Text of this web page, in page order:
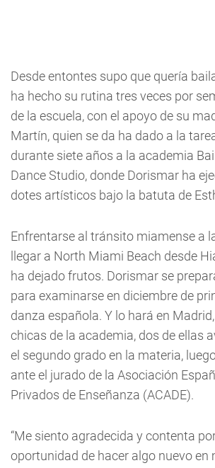
Desde entontes supo que quería
ha hecho su rutina tres veces por
de la escuela, con el apoyo de su
Martín, quien se da ha dado a la
durante siete años a la academia
Dance Studio, donde Dorismar ha
dotes artísticos bajo la batuta de
Enfrentarse al tránsito miamense a
llegar a North Miami Beach desde
ha dejado frutos. Dorismar se
para examinarse en diciembre de
danza española. Y lo hará en
chicas de la academia, dos de ellas
el segundo grado en la materia,
ante el jurado de la Asociación
Privados de Enseñanza (ACADE).
“Me siento agradecida y contenta
oportunidad de hacer algo nuevo en